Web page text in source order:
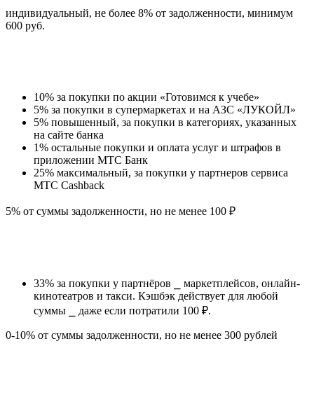
индивидуальный, не более 8% от задолженности, минимум
600 руб.
10% за покупки по акции «Готовимся к учебе»
5% за покупки в супермаркетах и на АЗС «ЛУКОЙЛ»
5% повышенный, за покупки в категориях, указанных
на сайте банка
1% остальные покупки и оплата услуг и штрафов в
приложении МТС Банк
25% максимальный, за покупки у партнеров сервиса
МТС Cashback
5% от суммы задолженности, но не менее 100 ₽
33% за покупки у партнёров ⎯ маркетплейсов, онлайн-
кинотеатров и такси. Кэшбэк действует для любой
суммы ⎯ даже если потратили 100 ₽.
0-10% от суммы задолженности, но не менее 300 рублей